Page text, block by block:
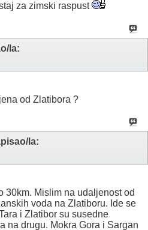
za zimski raspust
la:
od Zlatibora ?
la:
30km. Mislim na udaljenost od
voda na Zlatiboru. Ide se
i Zlatibor su susedne
na drugu. Mokra Gora i Sargan